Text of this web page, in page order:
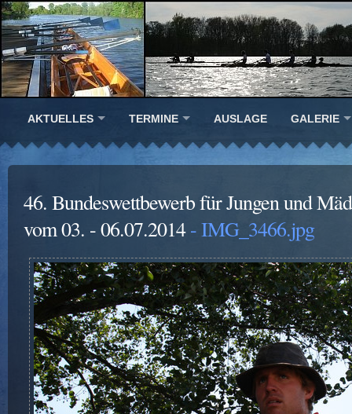
AKTUELLES TERMINE AUSLAGE GALERIE
46. Bundeswettbewerb für Jungen und
vom 03. - 06.07.2014- IMG_3466.jpg